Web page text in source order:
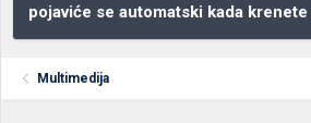
pojaviće se automatski kada
Multimedija